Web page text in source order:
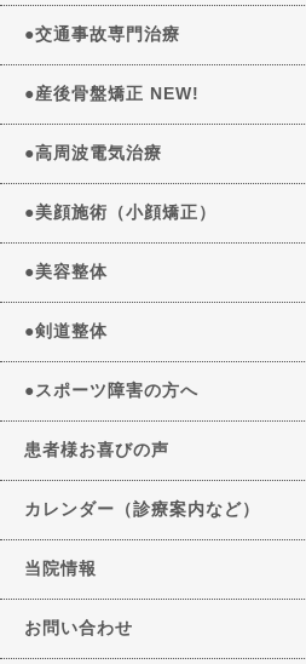
●交通事故専門治療
●産後骨盤矯正 NEW!
●高周波電気治療
●美顔施術（小顔矯正）
●美容整体
●剣道整体
●スポーツ障害の方へ
患者様お喜びの声
カレンダー（診療案内など）
当院情報
お問い合わせ